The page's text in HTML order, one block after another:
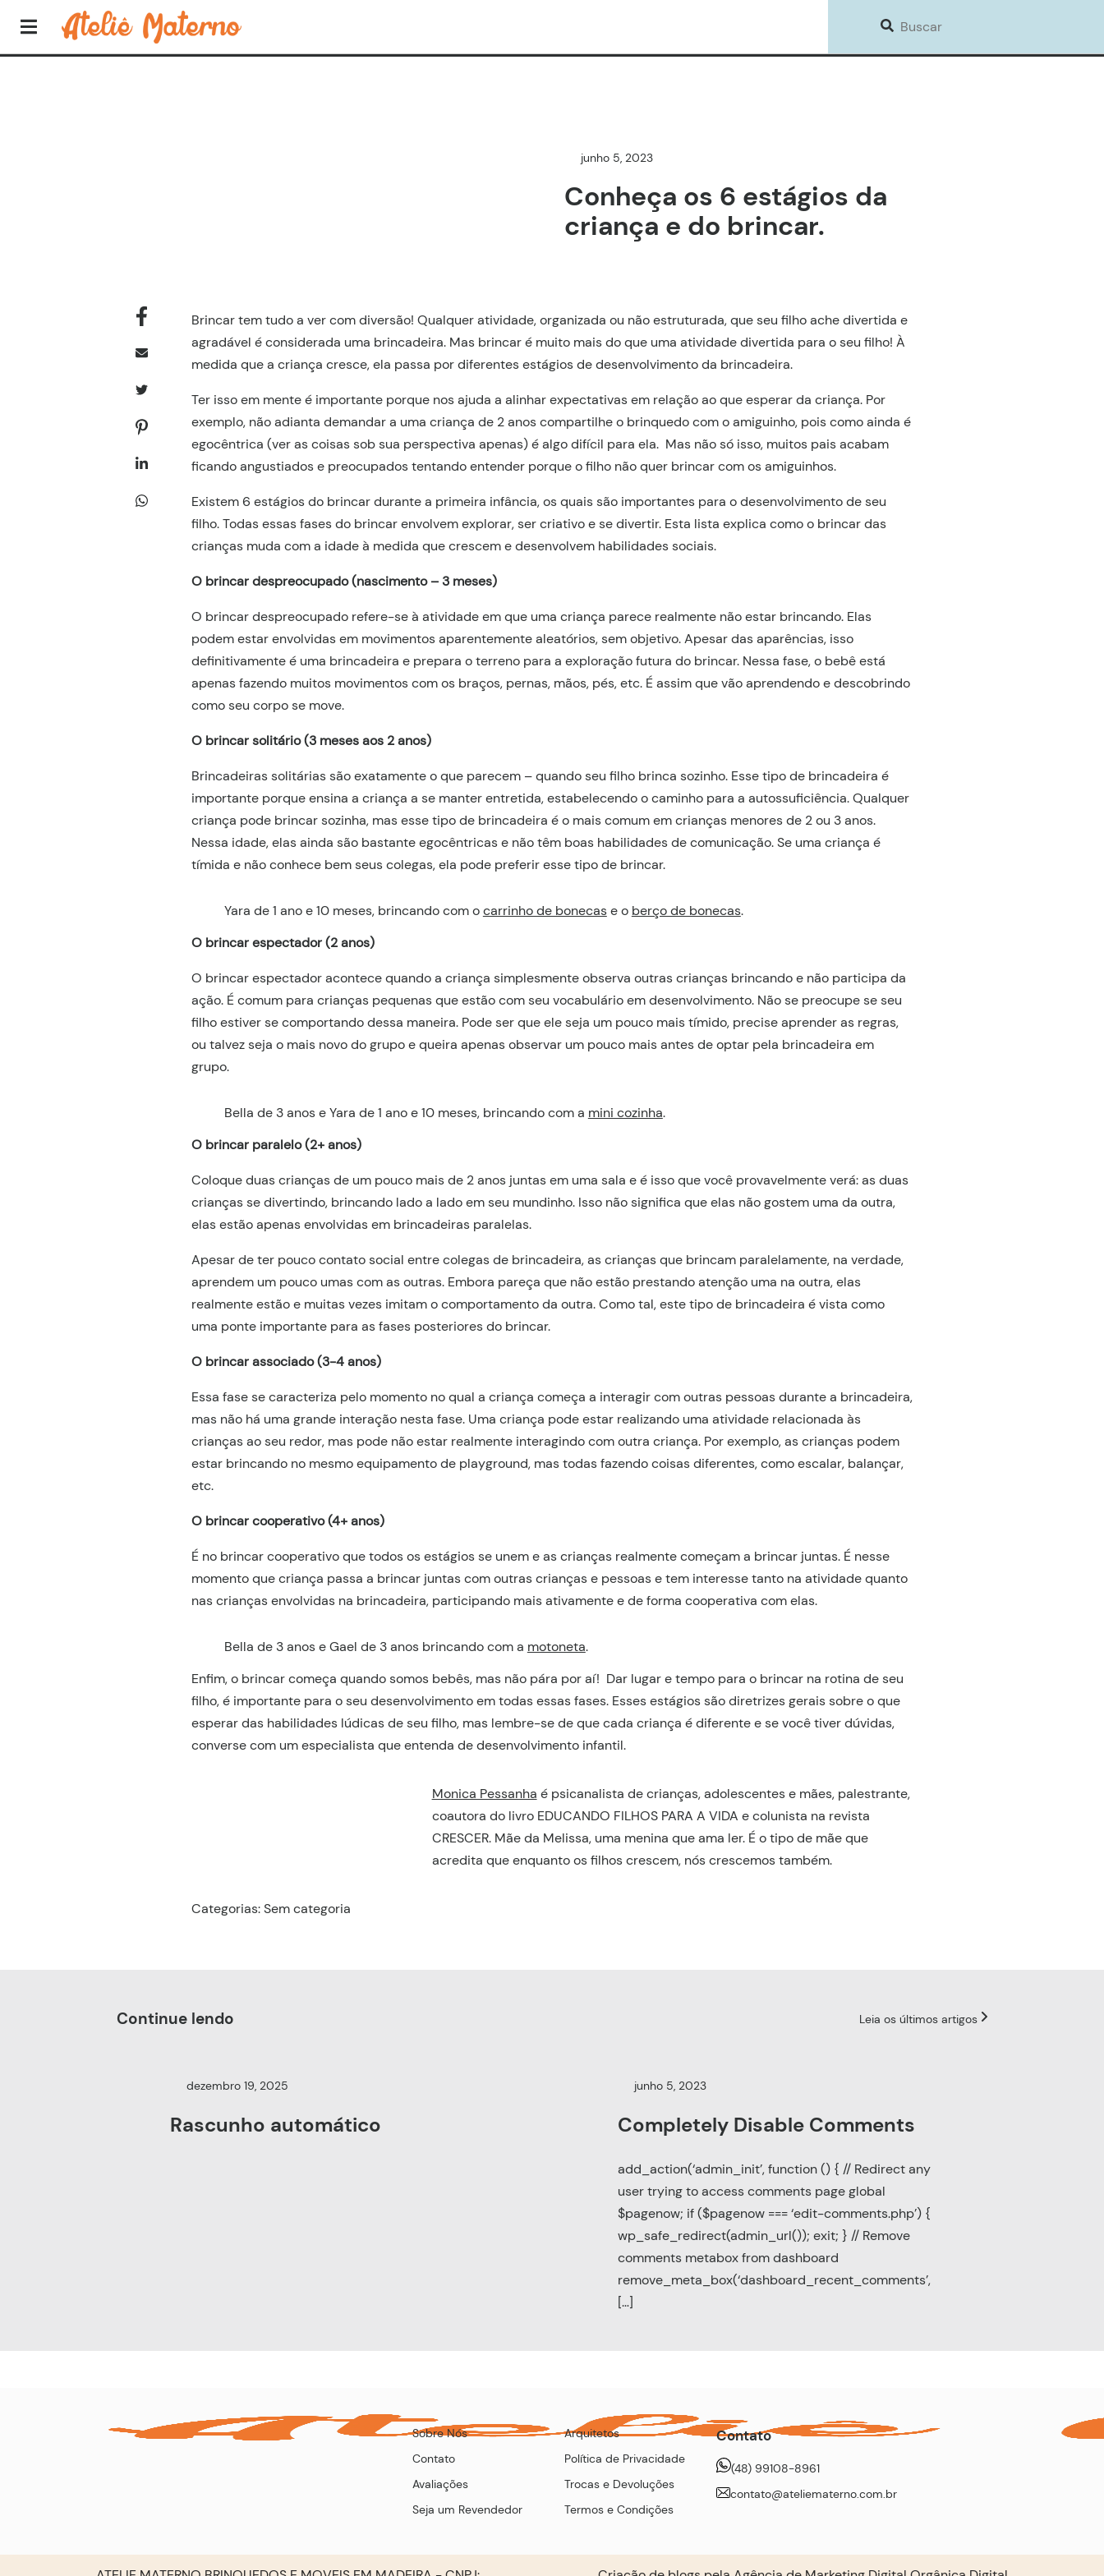
junho 5, 2023
Conheça os 6 estágios da
criança e do brincar.
Brincar tem tudo a ver com diversão! Qualquer atividade, organizada ou não estruturada, que seu filho ache divertida e
agradável é considerada uma brincadeira. Mas brincar é muito mais do que uma atividade divertida para o seu filho! À
medida que a criança cresce, ela passa por diferentes estágios de desenvolvimento da brincadeira.
Ter isso em mente é importante porque nos ajuda a alinhar expectativas em relação ao que esperar da criança. Por
exemplo, não adianta demandar a uma criança de 2 anos compartilhe o brinquedo com o amiguinho, pois como ainda é
egocêntrica (ver as coisas sob sua perspectiva apenas) é algo difícil para ela. Mas não só isso, muitos pais acabam
ficando angustiados e preocupados tentando entender porque o filho não quer brincar com os amiguinhos.
Existem 6 estágios do brincar durante a primeira infância, os quais são importantes para o desenvolvimento de seu
filho. Todas essas fases do brincar envolvem explorar, ser criativo e se divertir. Esta lista explica como o brincar das
crianças muda com a idade à medida que crescem e desenvolvem habilidades sociais.
O brincar despreocupado (nascimento – 3 meses)
O brincar despreocupado refere-se à atividade em que uma criança parece realmente não estar brincando. Elas
podem estar envolvidas em movimentos aparentemente aleatórios, sem objetivo. Apesar das aparências, isso
definitivamente é uma brincadeira e prepara o terreno para a exploração futura do brincar. Nessa fase, o bebê está
apenas fazendo muitos movimentos com os braços, pernas, mãos, pés, etc. É assim que vão aprendendo e descobrindo
como seu corpo se move.
O brincar solitário (3 meses aos 2 anos)
Brincadeiras solitárias são exatamente o que parecem – quando seu filho brinca sozinho. Esse tipo de brincadeira é
importante porque ensina a criança a se manter entretida, estabelecendo o caminho para a autossuficiência. Qualquer
criança pode brincar sozinha, mas esse tipo de brincadeira é o mais comum em crianças menores de 2 ou 3 anos.
Nessa idade, elas ainda são bastante egocêntricas e não têm boas habilidades de comunicação. Se uma criança é
tímida e não conhece bem seus colegas, ela pode preferir esse tipo de brincar.
Yara de 1 ano e 10 meses, brincando com ocarrinho de bonecase o berço de bonecas.
O brincar espectador (2 anos)
O brincar espectador acontece quando a criança simplesmente observa outras crianças brincando e não participa da
ação. É comum para crianças pequenas que estão com seu vocabulário em desenvolvimento. Não se preocupe se seu
filho estiver se comportando dessa maneira. Pode ser que ele seja um pouco mais tímido, precise aprender as regras,
ou talvez seja o mais novo do grupo e queira apenas observar um pouco mais antes de optar pela brincadeira em
grupo.
Bella de 3 anos e Yara de 1 ano e 10 meses, brincando com a mini cozinha.
O brincar paralelo (2+ anos)
Coloque duas crianças de um pouco mais de 2 anos juntas em uma sala e é isso que você provavelmente verá: as duas
crianças se divertindo, brincando lado a lado em seu mundinho. Isso não significa que elas não gostem uma da outra,
elas estão apenas envolvidas em brincadeiras paralelas.
Apesar de ter pouco contato social entre colegas de brincadeira, as crianças que brincam paralelamente, na verdade,
aprendem um pouco umas com as outras. Embora pareça que não estão prestando atenção uma na outra, elas
realmente estão e muitas vezes imitam o comportamento da outra. Como tal, este tipo de brincadeira é vista como
uma ponte importante para as fases posteriores do brincar.
O brincar associado (3-4 anos)
Essa fase se caracteriza pelo momento no qual a criança começa a interagir com outras pessoas durante a brincadeira,
mas não há uma grande interação nesta fase. Uma criança pode estar realizando uma atividade relacionada às
crianças ao seu redor, mas pode não estar realmente interagindo com outra criança. Por exemplo, as crianças podem
estar brincando no mesmo equipamento de playground, mas todas fazendo coisas diferentes, como escalar, balançar,
etc.
O brincar cooperativo (4+ anos)
É no brincar cooperativo que todos os estágios se unem e as crianças realmente começam a brincar juntas. É nesse
momento que criança passa a brincar juntas com outras crianças e pessoas e tem interesse tanto na atividade quanto
nas crianças envolvidas na brincadeira, participando mais ativamente e de forma cooperativa com elas.
Bella de 3 anos e Gael de 3 anos brincando com a motoneta.
Enfim, o brincar começa quando somos bebês, mas não pára por aí! Dar lugar e tempo para o brincar na rotina de seu
filho, é importante para o seu desenvolvimento em todas essas fases. Esses estágios são diretrizes gerais sobre o que
esperar das habilidades lúdicas de seu filho, mas lembre-se de que cada criança é diferente e se você tiver dúvidas,
converse com um especialista que entenda de desenvolvimento infantil.
Monica Pessanha é psicanalista de crianças, adolescentes e mães, palestrante,
coautora do livro EDUCANDO FILHOS PARA A VIDA e colunista na revista
CRESCER. Mãe da Melissa, uma menina que ama ler. É o tipo de mãe que
acredita que enquanto os filhos crescem, nós crescemos também.
Categorias: Sem categoria
Continue lendo Leia os últimos artigos
dezembro 19, 2025
Rascunho automático
junho 5, 2023
Completely Disable Comments
add_action(‘admin_init’, function () { // Redirect any
user trying to access comments page global
$pagenow; if ($pagenow === ‘edit-comments.php’) {
wp_safe_redirect(admin_url()); exit; } // Remove
comments metabox from dashboard
remove_meta_box(‘dashboard_recent_comments’,
[…]
Sobre Nós
Contato
Avaliações
Seja um Revendedor
Arquitetos
Política de Privacidade
Trocas e Devoluções
Termos e Condições
Contato
(48) 99108-8961
contato@ateliematerno.com.br